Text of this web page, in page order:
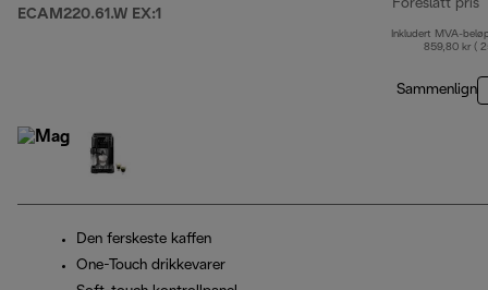
ECAM220.61.W EX:1
Foreslått pris
Inkludert MVA-
859,80 kr (
Sammenlign
Den ferskeste kaffen
One-Touch drikkevarer